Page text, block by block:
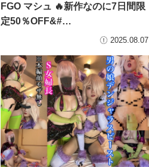
FGO マシュ 🔥新作なのに7日間限
定50％OFF&#…
2025.08.07